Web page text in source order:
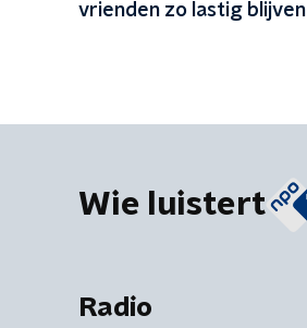
vrienden zo lastig blijven
Wie luistert
Radio